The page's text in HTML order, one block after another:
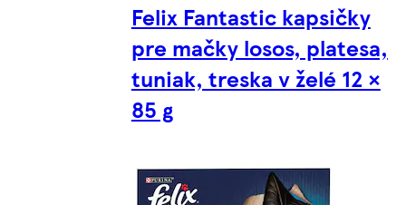
Felix Fantastic kapsičky
pre mačky losos, platesa,
tuniak, treska v želé 12 ×
85 g